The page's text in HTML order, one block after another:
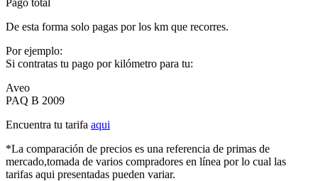
De esta forma solo pagas por los km que recorres.
Por ejemplo:
Si contratas tu pago por kilómetro para tu:
Aveo
PAQ B 2009
Encuentra tu tarifa aqui
*La comparación de precios es una referencia de primas de
mercado,tomada de varios compradores en línea por lo cual las
tarifas aqui presentadas pueden variar.